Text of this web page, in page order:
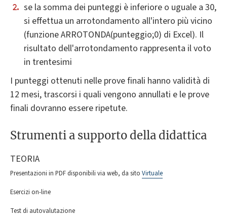
se la somma dei punteggi è inferiore o uguale a 30,
si effettua un arrotondamento all'intero più vicino
(funzione ARROTONDA(punteggio;0) di Excel). Il
risultato dell'arrotondamento rappresenta il voto
in trentesimi
I punteggi ottenuti nelle prove finali hanno validità di
12 mesi, trascorsi i quali vengono annullati e le prove
finali dovranno essere ripetute.
Strumenti a supporto della didattica
TEORIA
Presentazioni in PDF disponibili via web, da sito Virtuale
Esercizi on-line
Test di autovalutazione